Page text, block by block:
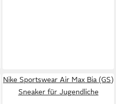
Nike Sportswear Air Max Bia (GS)
Sneaker für Jugendliche